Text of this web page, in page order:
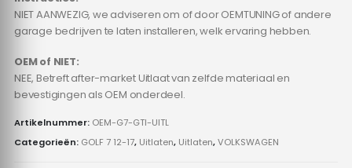
NIET AANWEZIG, we adviseren om of door OEMTUNING of andere
garage bedrijven te laten installeren, welk ervaring hebben.
OEM of NIET:
NEE, Betreft after-market Uitlaat van zelfde materiaal en
bevestigingen als OEM onderdeel.
Artikelnummer: OEM-G7-GTI-UITL
Categorieën: GOLF 7 12-17, Uitlaten, Uitlaten,VOLKSWAGEN